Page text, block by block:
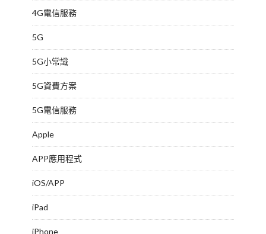
4G電信服務
5G
5G小常識
5G資費方案
5G電信服務
Apple
APP應用程式
iOS/APP
iPad
iPhone